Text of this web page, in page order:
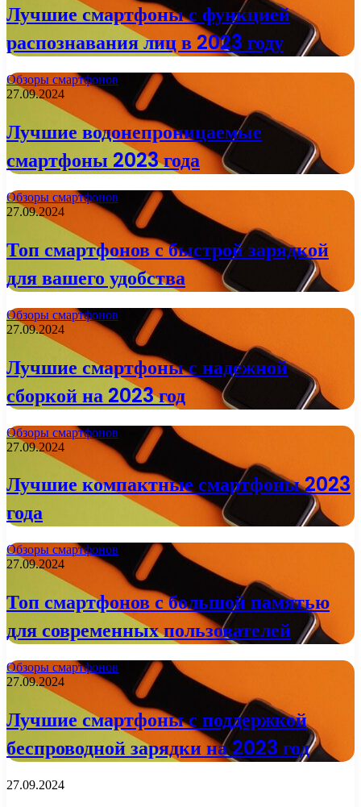
Лучшие смартфоны с функцией
распознавания лиц в 2023 году
Обзоры смартфонов
27.09.2024
Лучшие водонепроницаемые
смартфоны 2023 года
Обзоры смартфонов
27.09.2024
Топ смартфонов с быстрой зарядкой
для вашего удобства
Обзоры смартфонов
27.09.2024
Лучшие смартфоны с надежной
сборкой на 2023 год
Обзоры смартфонов
27.09.2024
Лучшие компактные смартфоны 2023
года
Обзоры смартфонов
27.09.2024
Топ смартфонов с большой памятью
для современных пользователей
Обзоры смартфонов
27.09.2024
Лучшие смартфоны с поддержкой
беспроводной зарядки на 2023 год
27.09.2024